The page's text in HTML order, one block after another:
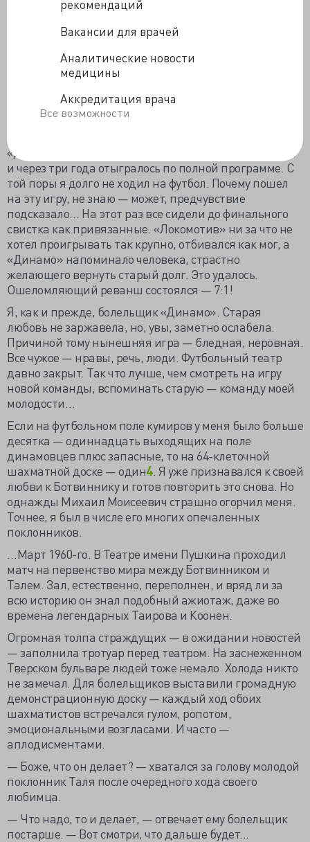
рекомендаций
Вакансии для врачей
Аналитические новости
медицины
Аккредитация врача
Все возможности
все чаще стоял, почти безучастно наблюдая за
происходящим, и иногда зажмуривал глаза, может
быть, надеясь, что этот кошмар ему приснился… Нет,
это ужас наяву, и он «выглядывает» из двух окошек
табло — 1:7!!! Еще минут за десять до конца чуть ли не
все динамовские болельщики, и я в том числе,
побрели к выходу. Без мата, без злых выкриков — в
глубокой тишине. Такое впечатление, что брела
«Динамо» оказалось очень «злопамятной» командой
и через три года отыгралось по полной программе. С
той поры я долго не ходил на футбол. Почему пошел
на эту игру, не знаю — может, предчувствие
подсказало… На этот раз все сидели до финального
свистка как привязанные. «Локомотив» ни за что не
хотел проигрывать так крупно, отбивался как мог, а
«Динамо» напоминало человека, страстно
желающего вернуть старый долг. Это удалось.
Ошеломляющий реванш состоялся — 7:1!
Я, как и прежде, болельщик «Динамо». Старая
любовь не заржавела, но, увы, заметно ослабела.
Причиной тому нынешняя игра — бледная, неровная.
Все чужое — нравы, речь, люди. Футбольный театр
давно закрыт. Так что лучше, чем смотреть на игру
новой команды, вспоминать старую — команду моей
молодости…
Если на футбольном поле кумиров у меня было больше
десятка — одиннадцать выходящих на поле
динамовцев плюс запасные, то на 64-клеточной
шахматной доске — один4. Я уже признавался к своей
любви к Ботвиннику и готов повторить это снова. Но
однажды Михаил Моисеевич страшно огорчил меня.
Точнее, я был в числе его многих опечаленных
поклонников.
…Март 1960-го. В Театре имени Пушкина проходил
матч на первенство мира между Ботвинником и
Талем. Зал, естественно, переполнен, и вряд ли за
всю историю он знал подобный ажиотаж, даже во
времена легендарных Таирова и Коонен.
Огромная толпа страждущих — в ожидании новостей
— заполнила тротуар перед театром. На заснеженном
Тверском бульваре людей тоже немало. Холода никто
не замечал. Для болельщиков выставили громадную
демонстрационную доску — каждый ход обоих
шахматистов встречался гулом, ропотом,
эмоциональными возгласами. И часто —
аплодисментами.
— Боже, что он делает? — хватался за голову молодой
поклонник Таля после очередного хода своего
любимца.
— Что надо, то и делает, — отвечает ему болельщик
постарше. — Вот смотри, что дальше будет...